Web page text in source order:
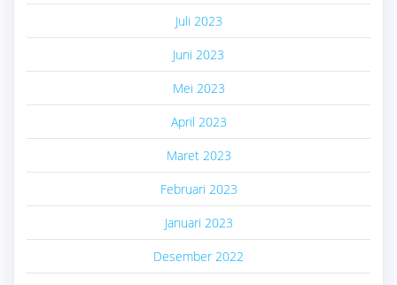
Juli 2023
Juni 2023
Mei 2023
April 2023
Maret 2023
Februari 2023
Januari 2023
Desember 2022